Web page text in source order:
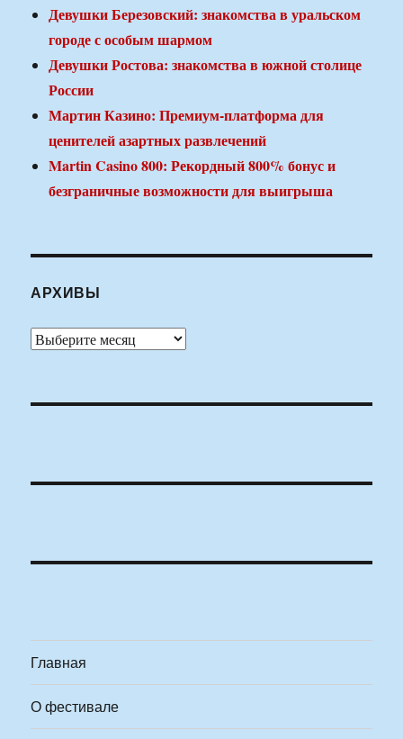
Девушки Березовский: знакомства в уральском
городе с особым шармом
Девушки Ростова: знакомства в южной столице
России
Мартин Казино: Премиум-платформа для
ценителей азартных развлечений
Martin Casino 800: Рекордный 800% бонус и
безграничные возможности для выигрыша
АРХИВЫ
Архивы
Главная
О фестивале